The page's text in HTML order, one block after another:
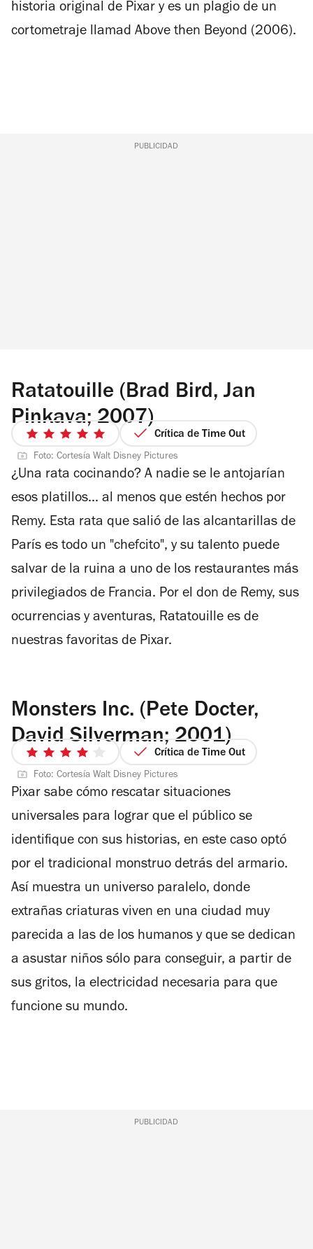
historia original de Pixar y es un plagio de un
cortometraje llamad Above then Beyond (2006).
PUBLICIDAD
Ratatouille (Brad Bird, Jan
Pinkava; 2007)
5
de
5
estrellas
Crítica de Time Out
Foto: Cortesía Walt Disney Pictures
¿Una rata cocinando? A nadie se le antojarían
esos platillos... al menos que estén hechos por
Remy. Esta rata que salió de las alcantarillas de
París es todo un "chefcito", y su talento puede
salvar de la ruina a uno de los restaurantes más
privilegiados de Francia. Por el don de Remy, sus
ocurrencias y aventuras, Ratatouille es de
nuestras favoritas de Pixar.
Monsters Inc. (Pete Docter,
David Silverman; 2001)
4
de
5
Crítica de Time Out
Foto: Cortesía Walt Disney Pictures
Pixar sabe cómo rescatar situaciones
universales para lograr que el público se
identifique con sus historias, en este caso optó
por el tradicional monstruo detrás del armario.
Así muestra un universo paralelo, donde
extrañas criaturas viven en una ciudad muy
parecida a las de los humanos y que se dedican
a asustar niños sólo para conseguir, a partir de
sus gritos, la electricidad necesaria para que
funcione su mundo.
PUBLICIDAD